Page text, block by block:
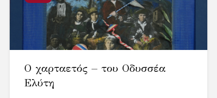
Ο χαρταετός – του Οδυσσέα
Ελύτη